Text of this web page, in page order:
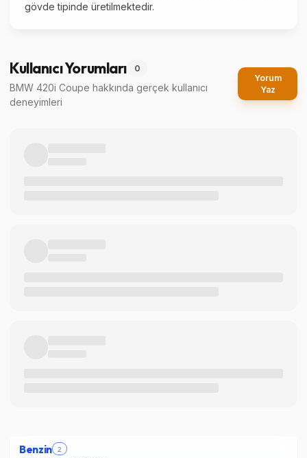
gövde tipinde üretilmektedir.
Kullanıcı Yorumları 0
BMW 420i Coupe hakkında gerçek kullanıcı
deneyimleri
Yorum
Yaz
Benzin 2